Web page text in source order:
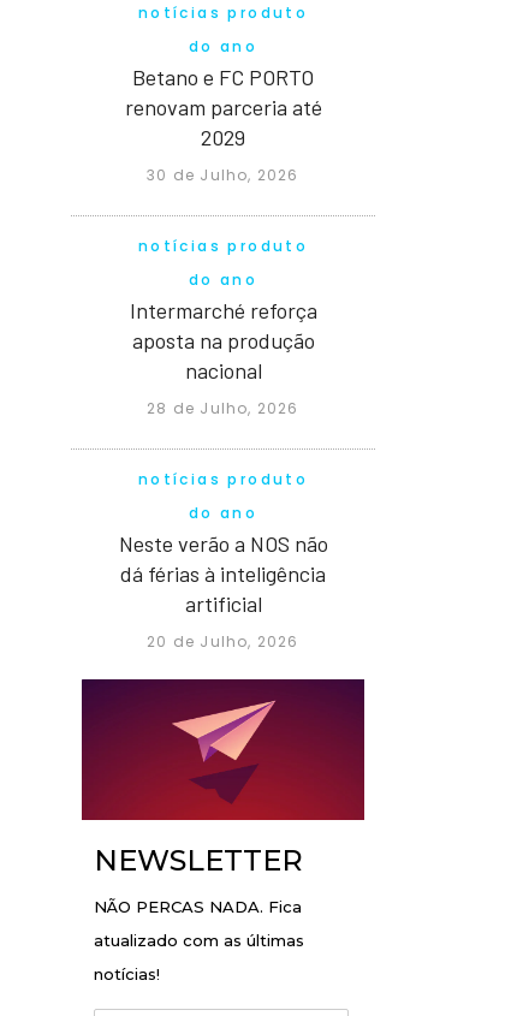
notícias produto
do ano
Betano e FC PORTO
renovam parceria até
2029
30 de Julho, 2026
notícias produto
do ano
Intermarché reforça
aposta na produção
nacional
28 de Julho, 2026
notícias produto
do ano
Neste verão a NOS não
dá férias à inteligência
artificial
20 de Julho, 2026
NEWSLETTER
NÃO PERCAS NADA. Fica
atualizado com as últimas
notícias!